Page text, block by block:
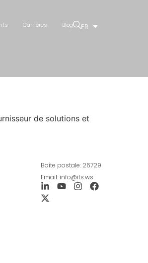
Carrières Blog FR
de solutions et
Boîte postale: 26729
Email: info@its.ws